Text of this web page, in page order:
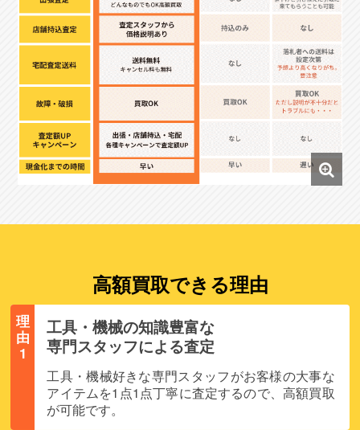
高額買取できる理由
理
由
1
工具・機械の知識豊富な
専門スタッフによる査定
工具・機械好きな専門スタッフがお客様の大事な
アイテムを1点1点丁寧に査定するので、高額買取
が可能です。